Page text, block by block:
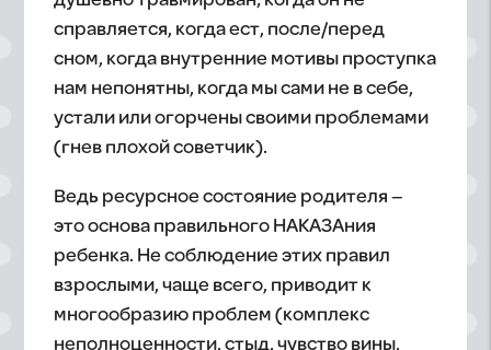
справляется, когда ест, после/перед
сном, когда внутренние мотивы проступка
нам непонятны, когда мы сами не в себе,
устали или огорчены своими проблемами
(гнев плохой советчик).
Ведь ресурсное состояние родителя –
это основа правильного НАКАЗАния
ребенка. Не соблюдение этих правил
взрослыми, чаще всего, приводит к
многообразию проблем (комплекс
неполноценности, стыд, чувство вины,